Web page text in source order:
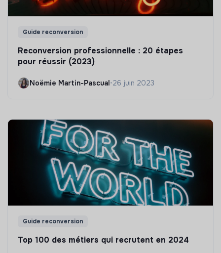
Guide reconversion
Reconversion professionnelle : 20 étapes
pour réussir (2023)
Noëmie Martin-Pascual•26 juin 2023
Guide reconversion
Top 100 des métiers qui recrutent en 2024